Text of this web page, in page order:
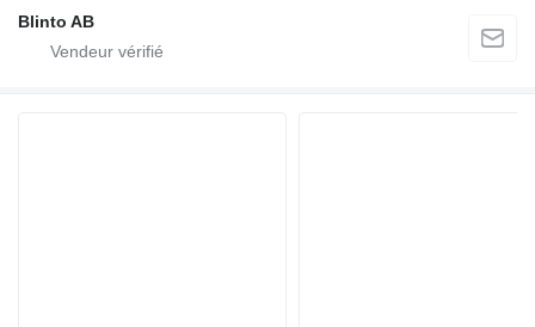
Blinto AB